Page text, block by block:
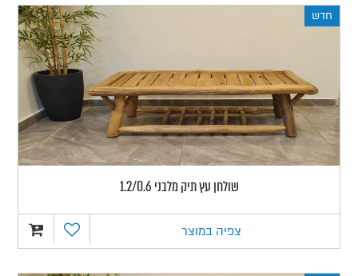
שולחן עץ תיק מלבני 1.2/0.6
צפיה במוצר
חדש